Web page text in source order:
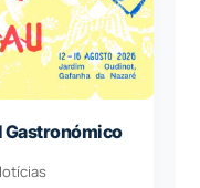
Gastronómico